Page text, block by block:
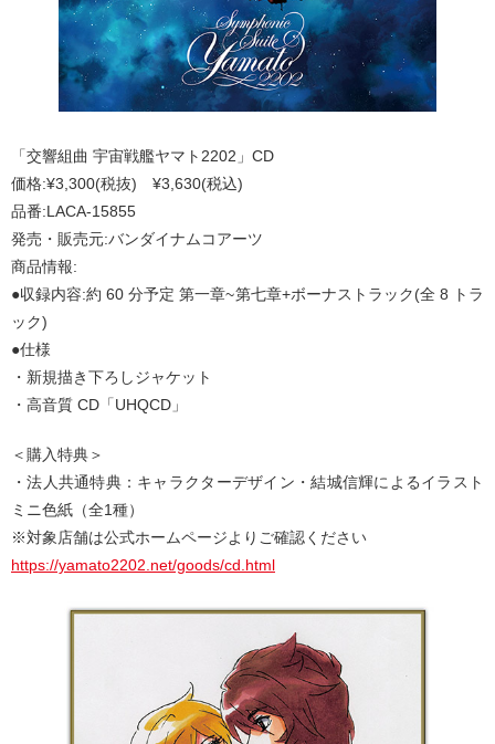
「交響組曲 宇宙戦艦ヤマト2202」CD
価格:¥3,300(税抜) ¥3,630(税込)
品番:LACA-15855
発売・販売元:バンダイナムコアーツ
商品情報:
●収録内容:約 60 分予定 第一章~第七章+ボーナストラック(全 8 トラ
ック)
●仕様
・新規描き下ろしジャケット
・高音質 CD「UHQCD」
＜購入特典＞
・法人共通特典：キャラクターデザイン・結城信輝によるイラスト
ミニ色紙（全1種）
※対象店舗は公式ホームページよりご確認ください
https://yamato2202.net/goods/cd.html